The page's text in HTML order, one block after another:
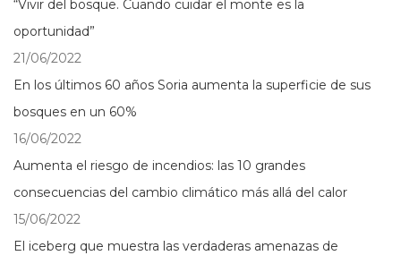
“Vivir del bosque. Cuando cuidar el monte es la
oportunidad”
21/06/2022
En los últimos 60 años Soria aumenta la superficie de sus
bosques en un 60%
16/06/2022
Aumenta el riesgo de incendios: las 10 grandes
consecuencias del cambio climático más allá del calor
15/06/2022
El iceberg que muestra las verdaderas amenazas de